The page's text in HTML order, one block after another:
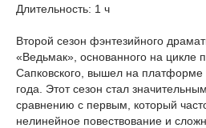
Длительность: 1 ч
Второй сезон фэнтезийного
«Ведьмак», основанного на цикле
Сапковского, вышел на платформе
года. Этот сезон стал
сравнению с первым, который
нелинейное повествование и